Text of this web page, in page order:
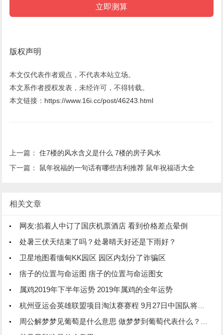
版权声明
本文仅代表作者观点，不代表本站立场。
本文系作者授权发表，未经许可，不得转载。
本文链接： https://www.16i.cc/post/46243.html
上一篇：住7楼的风水含义是什么 7楼的房子风水
下一篇： 鼠年祝福的一句话有哪些吉利推荐 鼠年祝福语大全
相关文章
网友:掐着人中订了国庆机票酒店 看到价格差点晕倒
处暑三伏天结束了吗？处暑晴天好还是下雨好？
卫星地图看缅甸KK园区 园区内划分了诈骗区
痦子的位置与命运图 痦子的位置与命运图女
属鸡2019年下半年运势 2019年属鸡的全年运势
杭州亚运会英雄联盟项目淘汰赛赛程 9月27日中国队将登场
周公解梦梦见葡萄是什么意思 做梦梦到葡萄代表什么？好不好